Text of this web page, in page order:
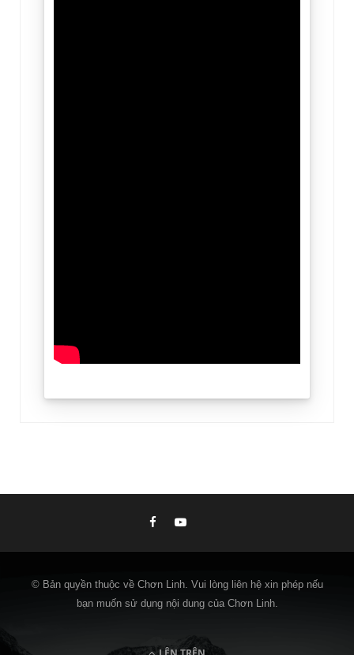
© Bản quyền thuộc về Chơn Linh. Vui lòng liên hệ xin phép nếu
bạn muốn sử dụng nội dung của Chơn Linh.